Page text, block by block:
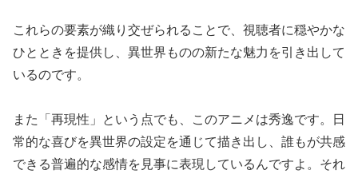
これらの要素が織り交ぜられることで、視聴者に穏やかな
ひとときを提供し、異世界ものの新たな魅力を引き出して
いるのです。
また「再現性」という点でも、このアニメは秀逸です。日
常的な喜びを異世界の設定を通じて描き出し、誰もが共感
できる普遍的な感情を見事に表現しているんですよ。それ